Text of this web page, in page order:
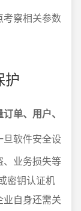
考察相关参数
护
单、用户、
旦软件安全设
、业务损失等
密钥认证机
自身还需关